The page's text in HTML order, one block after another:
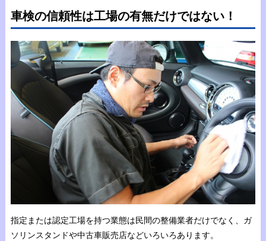
車検の信頼性は工場の有無だけではない！
指定または認定工場を持つ業態は民間の整備業者だけでなく、ガ
ソリンスタンドや中古車販売店などいろいろあります。